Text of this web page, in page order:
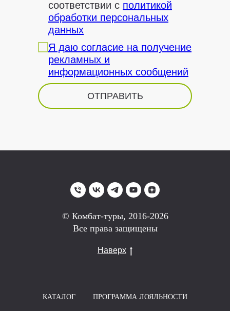
соответствии с политикой
обработки персональных
данных
Я даю согласие на получение
рекламных и
информационных сообщений
ОТПРАВИТЬ
© Комбат-туры, 2016-2026
Все права защищены
Наверх
КАТАЛОГ ПРОГРАММА ЛОЯЛЬНОСТИ